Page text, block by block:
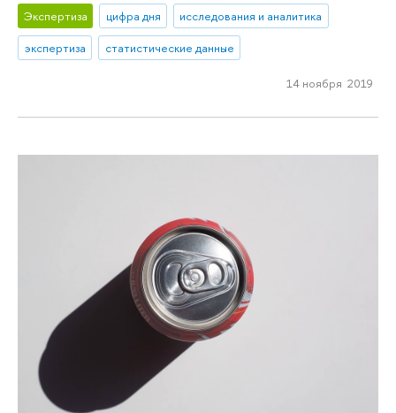
Экспертиза цифра дня
исследования и аналитика
экспертиза
статистические данные
14 ноября 2019